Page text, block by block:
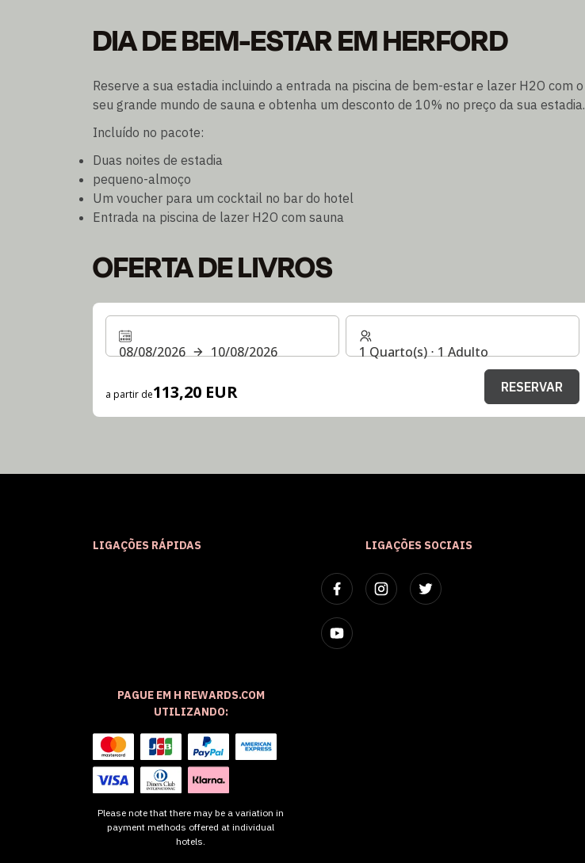
Duas noites com pequeno-almoço incluído
DIA DE BEM-ESTAR EM HERFORD
Reserve a sua estadia incluindo a entrada na piscina de bem-estar e lazer H2O com o
seu grande mundo de sauna e obtenha um desconto de 10% no preço da sua estadia.
Incluído no pacote:
Duas noites de estadia
pequeno-almoço
Um voucher para um cocktail no bar do hotel
Entrada na piscina de lazer H2O com sauna
OFERTA DE LIVROS
08/08/2026 10/08/2026
a partir de113,20 EUR
1 Quarto(s) ⋅ 1 Adulto
RESERVAR
LIGAÇÕES RÁPIDAS LIGAÇÕES SOCIAIS
PAGUE EM H REWARDS.COM
UTILIZANDO:
Please note that there may be a variation in
payment methods offered at individual
hotels.